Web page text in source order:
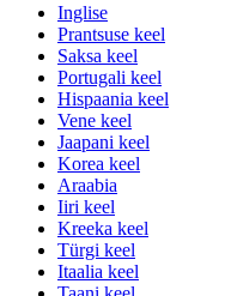
Inglise
Prantsuse keel
Saksa keel
Portugali keel
Hispaania keel
Vene keel
Jaapani keel
Korea keel
Araabia
Iiri keel
Kreeka keel
Türgi keel
Itaalia keel